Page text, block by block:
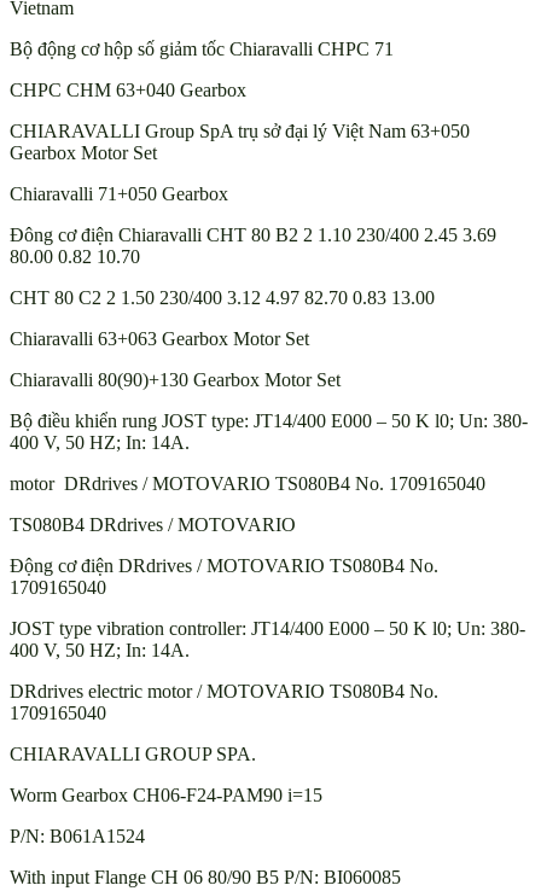
Vietnam
Bộ động cơ hộp số giảm tốc Chiaravalli CHPC 71
CHPC CHM 63+040 Gearbox
CHIARAVALLI Group SpA trụ sở đại lý Việt Nam 63+050
Gearbox Motor Set
Chiaravalli 71+050 Gearbox
Đông cơ điện Chiaravalli CHT 80 B2 2 1.10 230/400 2.45 3.69
80.00 0.82 10.70
CHT 80 C2 2 1.50 230/400 3.12 4.97 82.70 0.83 13.00
Chiaravalli 63+063 Gearbox Motor Set
Chiaravalli 80(90)+130 Gearbox Motor Set
Bộ điều khiển rung JOST type: JT14/400 E000 – 50 K l0; Un: 380-
400 V, 50 HZ; In: 14A.
motor DRdrives / MOTOVARIO TS080B4 No. 1709165040
TS080B4 DRdrives / MOTOVARIO
Động cơ điện DRdrives / MOTOVARIO TS080B4 No.
1709165040
JOST type vibration controller: JT14/400 E000 – 50 K l0; Un: 380-
400 V, 50 HZ; In: 14A.
DRdrives electric motor / MOTOVARIO TS080B4 No.
1709165040
CHIARAVALLI GROUP SPA.
Worm Gearbox CH06-F24-PAM90 i=15
P/N: B061A1524
With input Flange CH 06 80/90 B5 P/N: BI060085